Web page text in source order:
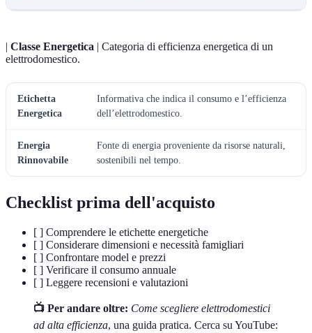
| Classe Energetica | Categoria di efficienza energetica di un
elettrodomestico.
Etichetta
Energetica
Informativa che indica il consumo e l’efficienza
dell’elettrodomestico.
Energia
Rinnovabile
Fonte di energia proveniente da risorse naturali,
sostenibili nel tempo.
Checklist prima dell'acquisto
[ ] Comprendere le etichette energetiche
[ ] Considerare dimensioni e necessità famigliari
[ ] Confrontare model e prezzi
[ ] Verificare il consumo annuale
[ ] Leggere recensioni e valutazioni
📺 Per andare oltre: Come scegliere elettrodomestici
ad alta efficienza, una guida pratica. Cerca su YouTube: